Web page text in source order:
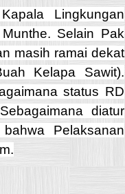
Lingkungan
Selain Pak
masih ramai dekat
Kelapa Sawit).
status RD
diatur
Pelaksanan